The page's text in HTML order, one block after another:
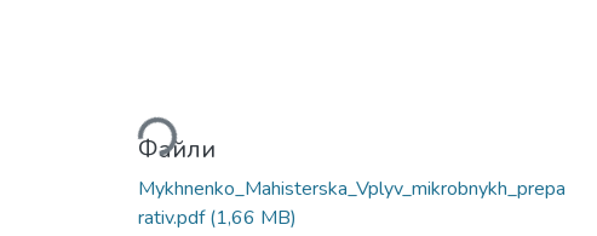
Вантажиться...
Файли
Mykhnenko_Mahisterska_Vplyv_mikrobnykh_prepa
rativ.pdf(1,66 MB)